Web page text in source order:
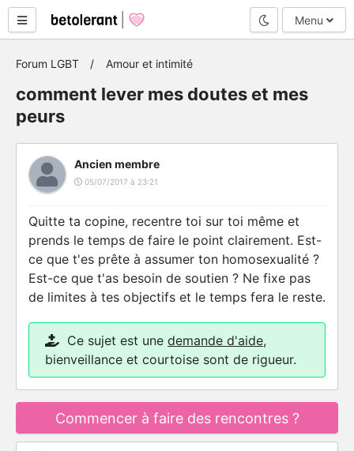
Mode nuit
Menu
Forum LGBT Amour et intimité
comment lever mes doutes et mes
peurs
Ancien membre
05/07/2017 à 23:21
Quitte ta copine, recentre toi sur toi même et
prends le temps de faire le point clairement. Est-
ce que t'es prête à assumer ton homosexualité ?
Est-ce que t'as besoin de soutien ? Ne fixe pas
de limites à tes objectifs et le temps fera le reste.
Ce sujet est une demande d'aide,
bienveillance et courtoise sont de rigueur.
Commencer à faire des rencontres ?